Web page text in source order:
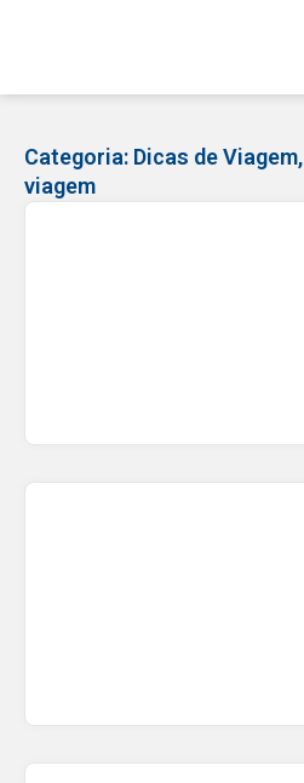
Categoria: Dicas de Viagem,
viagem